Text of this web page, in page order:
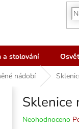
a stolování
nádobí
Sklenice
Průměrné
Neohodnoceno